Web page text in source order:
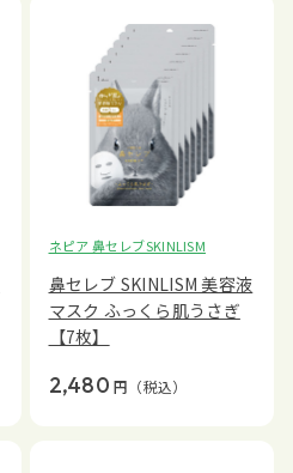
ネピア 鼻セレブSKINLISM
鼻セレブ SKINLISM 美容液
マスク ふっくら肌うさぎ
【7枚】
2,480 円 （税込）